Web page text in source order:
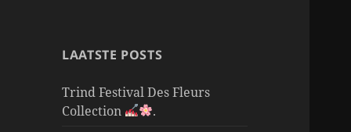
LAATSTE POSTS
Trind Festival Des Fleurs
Collection
.